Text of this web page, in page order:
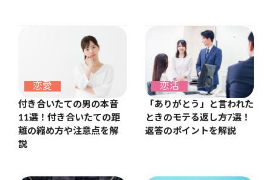
恋愛
付き合いたての男の本音
11選！付き合いたての距
離の縮め方や注意点を解
説
恋活
「ありがとう」と言われた
ときのモテる返し方7選！
返答のポイントを解説